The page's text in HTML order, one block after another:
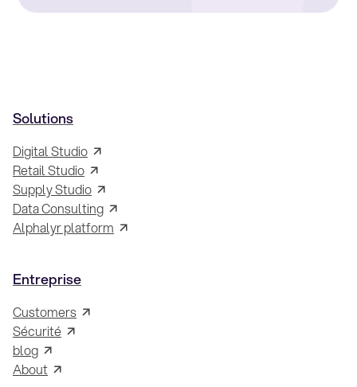
Solutions
Digital Studio
Retail Studio
Supply Studio
Data Consulting
Alphalyr platform
Entreprise
Customers
Sécurité
blog
About